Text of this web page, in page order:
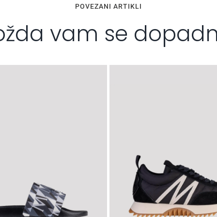
POVEZANI ARTIKLI
vam se